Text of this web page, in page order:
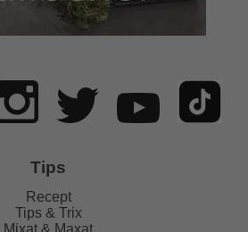
Tips
Recept
Tips & Trix
Mixat & Maxat